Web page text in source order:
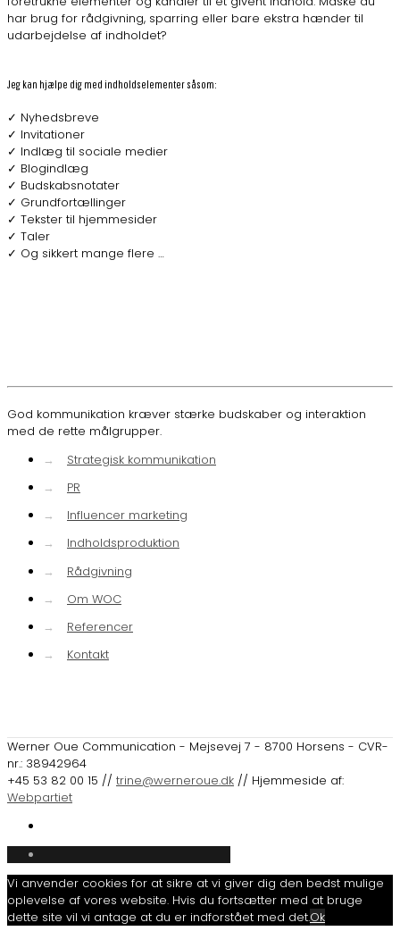
har brug for rådgivning, sparring eller bare ekstra hænder til
udarbejdelse af indholdet?
Jeg kan hjælpe dig med indholdselementer såsom:
✓ Nyhedsbreve
✓ Invitationer
✓ Indlæg til sociale medier
✓ Blogindlæg
✓ Budskabsnotater
✓ Grundfortællinger
✓ Tekster til hjemmesider
✓ Taler
✓ Og sikkert mange flere …
God kommunikation kræver stærke budskaber og interaktion
med de rette målgrupper.
→
Strategisk kommunikation
→
PR
→
Influencer marketing
→
Indholdsproduktion
→
Rådgivning
→
Om WOC
→
Referencer
→
Kontakt
Werner Oue Communication - Mejsevej 7 - 8700 Horsens - CVR-
nr.: 38942964
+45 53 82 00 15 // trine@werneroue.dk // Hjemmeside af:
Webpartiet
Vi anvender cookies for at sikre at vi giver dig den bedst mulige
oplevelse af vores website. Hvis du fortsætter med at bruge
dette site vil vi antage at du er indforstået med det.Ok